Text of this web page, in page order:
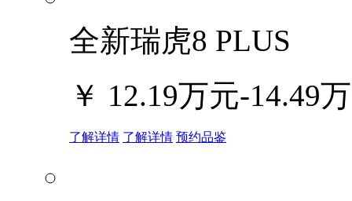
全新瑞虎8 PLUS
￥ 12.19万元-14.49
了解详情 了解详情 预约品鉴